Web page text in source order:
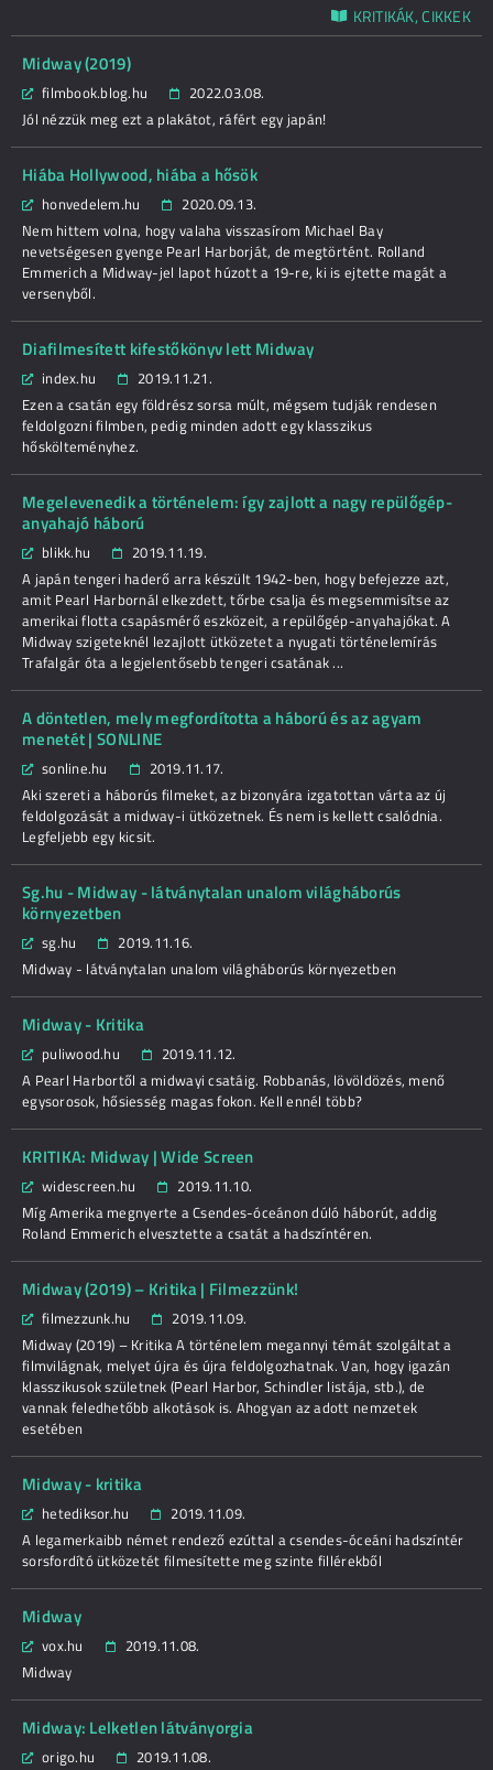
KRITIKÁK, CIKKEK
Midway (2019)
filmbook.blog.hu
2022.03.08.
Jól nézzük meg ezt a plakátot, ráfért egy japán!
Hiába Hollywood, hiába a hősök
honvedelem.hu
2020.09.13.
Nem hittem volna, hogy valaha visszasírom Michael Bay
nevetségesen gyenge Pearl Harborját, de megtörtént. Rolland
Emmerich a Midway-jel lapot húzott a 19-re, ki is ejtette magát a
versenyből.
Diafilmesített kifestőkönyv lett Midway
index.hu
2019.11.21.
Ezen a csatán egy földrész sorsa múlt, mégsem tudják rendesen
feldolgozni filmben, pedig minden adott egy klasszikus
hőskölteményhez.
Megelevenedik a történelem: így zajlott a nagy repülőgép-
anyahajó háború
blikk.hu
2019.11.19.
A japán tengeri haderő arra készült 1942-ben, hogy befejezze azt,
amit Pearl Harbornál elkezdett, tőrbe csalja és megsemmisítse az
amerikai flotta csapásmérő eszközeit, a repülőgép-anyahajókat. A
Midway szigeteknél lezajlott ütközetet a nyugati történelemírás
Trafalgár óta a legjelentősebb tengeri csatának ...
A döntetlen, mely megfordította a háború és az agyam
menetét | SONLINE
sonline.hu
2019.11.17.
Aki szereti a háborús filmeket, az bizonyára izgatottan várta az új
feldolgozását a midway-i ütközetnek. És nem is kellett csalódnia.
Legfeljebb egy kicsit.
Sg.hu - Midway - látványtalan unalom világháborús
környezetben
sg.hu
2019.11.16.
Midway - látványtalan unalom világháborús környezetben
Midway - Kritika
puliwood.hu
2019.11.12.
A Pearl Harbortől a midwayi csatáig. Robbanás, lövöldözés, menő
egysorosok, hősiesség magas fokon. Kell ennél több?
KRITIKA: Midway | Wide Screen
widescreen.hu
2019.11.10.
Míg Amerika megnyerte a Csendes-óceánon dúló háborút, addig
Roland Emmerich elvesztette a csatát a hadszíntéren.
Midway (2019) – Kritika | Filmezzünk!
filmezzunk.hu
2019.11.09.
Midway (2019) – Kritika A történelem megannyi témát szolgáltat a
filmvilágnak, melyet újra és újra feldolgozhatnak. Van, hogy igazán
klasszikusok születnek (Pearl Harbor, Schindler listája, stb.), de
vannak feledhetőbb alkotások is. Ahogyan az adott nemzetek
esetében
Midway - kritika
hetediksor.hu
2019.11.09.
A legamerkaibb német rendező ezúttal a csendes-óceáni hadszíntér
sorsfordító ütközetét filmesítette meg szinte fillérekből
Midway
vox.hu
2019.11.08.
Midway
Midway: Lelketlen látványorgia
origo.hu
2019.11.08.